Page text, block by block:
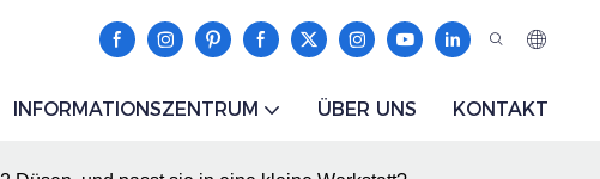
INFORMATIONSZENTRUM ÜBER UNS KONTAKT